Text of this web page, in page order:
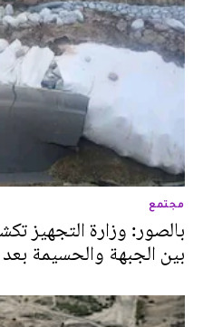
مجتمع
بالصور: وزارة التجهيز
بين الجبهة والحسيمة